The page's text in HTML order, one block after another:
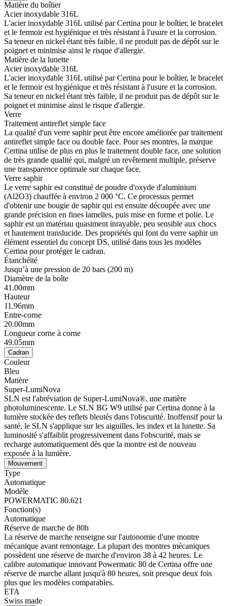
Matière du boîtier
Acier inoxydable 316L
L'acier inoxydable 316L utilisé par Certina pour le boîtier, le bracelet
et le fermoir est hygiénique et très résistant à l'usure et la corrosion.
Sa teneur en nickel étant très faible, il ne produit pas de dépôt sur le
poignet et minimise ainsi le risque d'allergie.
Matière de la lunette
Acier inoxydable 316L
L'acier inoxydable 316L utilisé par Certina pour le boîtier, le bracelet
et le fermoir est hygiénique et très résistant à l'usure et la corrosion.
Sa teneur en nickel étant très faible, il ne produit pas de dépôt sur le
poignet et minimise ainsi le risque d'allergie.
Verre
Traitement antireflet simple face
La qualité d'un verre saphir peut être encore améliorée par traitement
antireflet simple face ou double face. Pour ses montres, la marque
Certina utilise de plus en plus le traitement double face, une solution
de très grande qualité qui, malgré un revêtement multiple, préserve
une transparence optimale sur chaque face.
Verre saphir
Le verre saphir est constitué de poudre d'oxyde d'aluminium
(Al2O3) chauffée à environ 2 000 °C. Ce processus permet
d'obtenir une bougie de saphir qui est ensuite découpée avec une
grande précision en fines lamelles, puis mise en forme et polie. Le
saphir est un matériau quasiment inrayable, peu sensible aux chocs
et hautement translucide. Des propriétés qui font du verre saphir un
élément essentiel du concept DS, utilisé dans tous les modèles
Certina pour protéger le cadran.
Étanchéité
Jusqu’à une pression de 20 bars (200 m)
Diamètre de la boîte
41.00mm
Hauteur
11.96mm
Entre-corne
20.00mm
Longueur corne à corne
49.05mm
Cadran
Couleur
Bleu
Matière
Super-LumiNova
SLN est l'abréviation de Super-LumiNova®, une matière
photoluminescente. Le SLN BG W9 utilisé par Certina donne à la
lumière stockée des reflets bleutés dans l'obscurité. Inoffensif pour la
santé, le SLN s'applique sur les aiguilles, les index et la lunette. Sa
luminosité s'affaiblit progressivement dans l'obscurité, mais se
recharge automatiquement dès que la montre est de nouveau
exposée à la lumière.
Mouvement
Type
Automatique
Modèle
POWERMATIC 80.621
Fonction(s)
Automatique
Réserve de marche de 80h
La réserve de marche renseigne sur l'autonomie d'une montre
mécanique avant remontage. La plupart des montres mécaniques
possèdent une réserve de marche d'environ 38 à 42 heures. Le
calibre automatique innovant Powermatic 80 de Certina offre une
réserve de marche allant jusqu'à 80 heures, soit presque deux fois
plus que les modèles comparables.
ETA
Swiss made